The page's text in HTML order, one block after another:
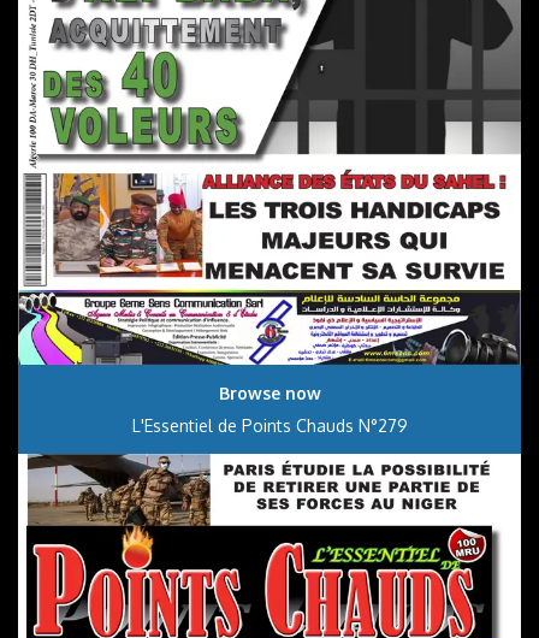
Browse now
L'Essentiel de Points Chauds N°279